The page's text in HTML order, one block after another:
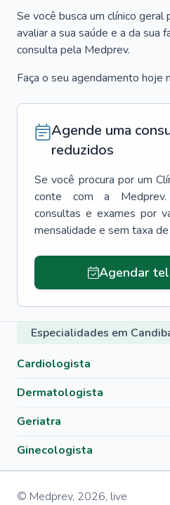
Se você busca um clínico
avaliar a sua saúde e a da sua
consulta pela Medprev.
Faça o seu agendamento hoje
Agende uma
reduzidos
Se você procura por um
conte com a
consultas e exames por
mensalidade e sem taxa
Agendar
Especialidades em
Cardiologista
Dermatologista
Geriatra
Ginecologista
© Medprev, 2026, live